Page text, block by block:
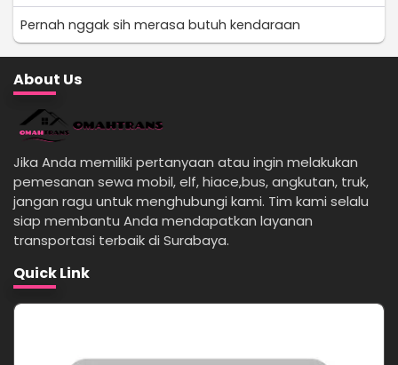
Pernah nggak sih merasa butuh kendaraan
About Us
Jika Anda memiliki pertanyaan atau ingin melakukan
pemesanan sewa mobil, elf, hiace,bus, angkutan, truk,
jangan ragu untuk menghubungi kami. Tim kami selalu
siap membantu Anda mendapatkan layanan
transportasi terbaik di Surabaya.
Quick Link